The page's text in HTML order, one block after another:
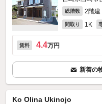
総階数 2階建
間取り 1K
賃料 4.4万円
新着の
Ko Olina Ukinojo